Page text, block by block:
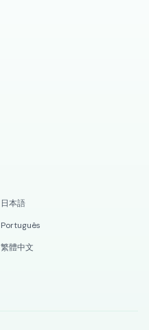
日本語
Português
繁體中文